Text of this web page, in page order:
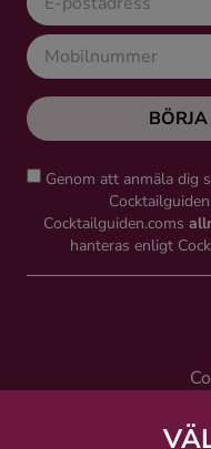
Genom att anmäla dig
Cocktailguiden.coms
hanteras enligt
Västra